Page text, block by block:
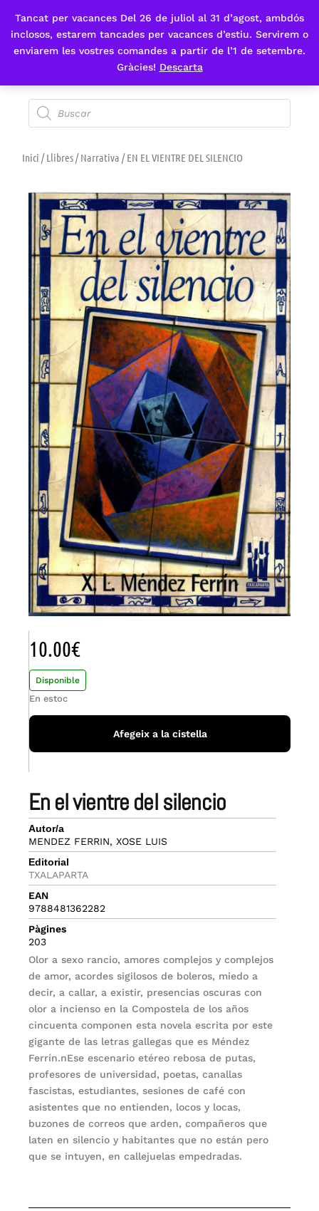
Tancat per vacances Del 26 de juliol al 31 d’agost, ambdós
inclosos, estarem tancades per vacances d’estiu. Servirem o
enviarem les vostres comandes a partir de l’1 de setembre.
Gràcies! Descarta
Fes-te'n sòcia
Inici /Llibres/Narrativa / EN EL VIENTRE DEL SILENCIO
en el vientre del silencio
Autor/a
MENDEZ FERRIN, XOSE LUIS
Editorial
TXALAPARTA
EAN
9788481362282
Pàgines
203
Olor a sexo rancio, amores complejos y complejos
de amor, acordes sigilosos de boleros, miedo a
decir, a callar, a existir, presencias oscuras con
olor a incienso en la Compostela de los años
cincuenta componen esta novela escrita por este
gigante de las letras gallegas que es Méndez
Ferrín.nEse escenario etéreo rebosa de putas,
profesores de universidad, poetas, canallas
fascistas, estudiantes, sesiones de café con
asistentes que no entienden, locos y locas,
buzones de correos que arden, compañeros que
laten en silencio y habitantes que no están pero
que se intuyen, en callejuelas empedradas.
10.00€
Disponible
En estoc
Afegeix a la cistella